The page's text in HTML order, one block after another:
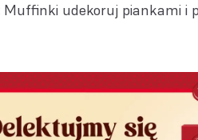
Muffinki udekoruj piankami i